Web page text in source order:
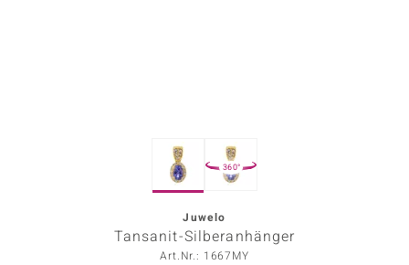
360°
Juwelo
Tansanit-Silberanhänger
Art.Nr.: 1667MY